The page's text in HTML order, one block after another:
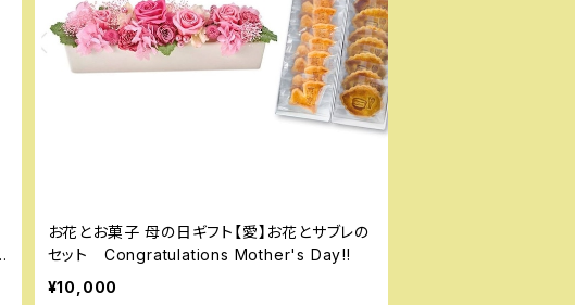
お花とお菓子 母の日ギフト【愛】お花とサブレの
セット Congratulations Mother's Day‼
¥10,000